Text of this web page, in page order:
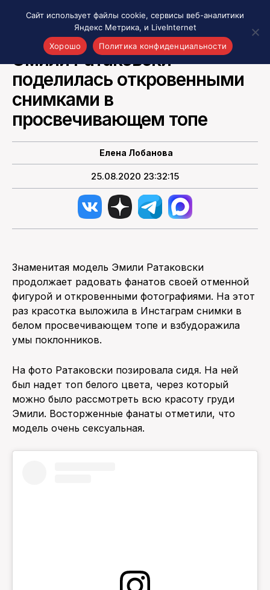
Акценты
Материалы о Рязани и области
Здоровье
Интересное
Новости кино и ТВ
Новости России
Политика
Новости мира
Все материалы 7инфо
ПОИСК ПО САЙТУ
НОВОСТИ РОССИИ
Эмили Ратаковски
поделилась откровенными
снимками в
просвечивающем топе
Елена Лобанова
25.08.2020 23:32:15
Знаменитая модель Эмили Ратаковски
продолжает радовать фанатов своей отменной
фигурой и откровенными фотографиями. На этот
раз красотка выложила в Инстаграм снимки в
белом просвечивающем топе и взбудоражила
умы поклонников.
На фото Ратаковски позировала сидя. На ней
был надет топ белого цвета, через который
можно было рассмотреть всю красоту груди
Эмили. Восторженные фанаты отметили, что
модель очень сексуальная.
Сайт использует файлы cookie, сервисы веб-аналитики
Яндекс Метрика, и LiveInternet
Хорошо
Политика конфиденциальности